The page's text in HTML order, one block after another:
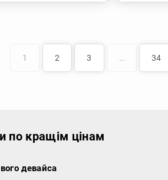
1 2 3 … 34
по кращім цінам
девайса